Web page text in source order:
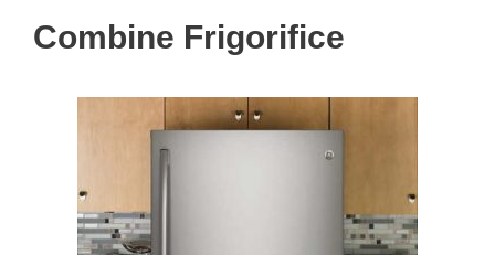
Combine Frigorifice